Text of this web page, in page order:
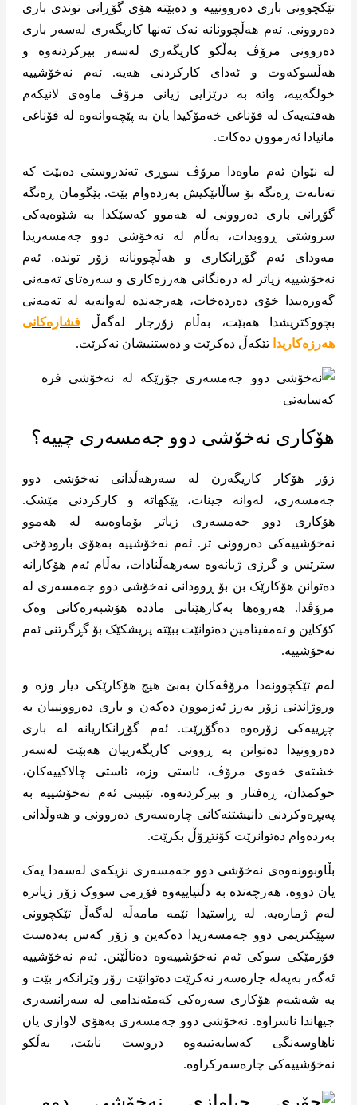
تێکچوونی باری دەروونییە و دەبێتە هۆی گۆڕانی توندی باری
دەروونی. ئەم هەڵچوونانە نەک تەنها کاریگەری لەسەر باری
دەروونی مرۆڤ بەڵکو کاریگەری لەسەر بیرکردنەوە و
هەڵسوکەوت و ئەدای کارکردنی هەیە. ئەم نەخۆشییە
خولگەییە، واتە بە درێژایی ژیانی مرۆڤ ماوەی لانیکەم
هەفتەیەک لە قۆناغی خەمۆکیدا یان بە پێچەوانەوە لە قۆناغی
مانیادا ئەزموون دەکات.
لە نێوان ئەم ماوەدا مرۆڤ سوڕی تەندروستی دەبێت کە
تەنانەت ڕەنگە بۆ ساڵانێکیش بەردەوام بێت. بێگومان ڕەنگە
گۆڕانی باری دەروونی لە هەموو کەسێکدا بە شێوەیەکی
سروشتی ڕووبدات، بەڵام لە نەخۆشی دوو جەمسەریدا
مەودای ئەم گۆڕانکاری و هەڵچوونانە زۆر توندە. ئەم
نەخۆشییە زیاتر لە درەنگانی هەرزەکاری و سەرەتای تەمەنی
گەورەییدا خۆی دەردەخات، هەرچەندە لەوانەیە لە تەمەنی
بچووکتریشدا هەبێت، بەڵام زۆرجار لەگەڵ فشارەکانی
هەرزەکاریدا تێکەڵ دەکرێت و دەستنیشان نەکرێت.
هۆکاری نەخۆشی دوو جەمسەری چییە؟
زۆر هۆکار کاریگەرن لە سەرهەڵدانی نەخۆشی دوو
جەمسەری، لەوانە جینات، پێکهاتە و کارکردنی مێشک.
هۆکاری دوو جەمسەری زیاتر بۆماوەییە لە هەموو
نەخۆشییەکی دەروونی تر. ئەم نەخۆشییە بەهۆی بارودۆخی
سترێس و گرژی ژیانەوە سەرهەڵنادات، بەڵام ئەم هۆکارانە
دەتوانن هۆکارێک بن بۆ ڕوودانی نەخۆشی دوو جەمسەری لە
مرۆڤدا. هەروەها بەکارهێنانی ماددە هۆشبەرەکانی وەک
کۆکاین و ئەمفیتامین دەتوانێت ببێتە پریشکێک بۆ گڕگرتنی ئەم
نەخۆشییە.
لەم تێکچوونەدا مرۆڤەکان بەبێ هیچ هۆکارێکی دیار وزە و
وروژاندنی زۆر بەرز ئەزموون دەکەن و باری دەروونییان بە
چڕییەکی زۆرەوە دەگۆڕێت. ئەم گۆڕانکاریانە لە باری
دەروونیدا دەتوانن بە ڕوونی کاریگەرییان هەبێت لەسەر
خشتەی خەوی مرۆڤ، ئاستی وزە، ئاستی چالاکییەکان،
حوکمدان، ڕەفتار و بیرکردنەوە. تێبینی ئەم نەخۆشییە بە
پەیڕەوکردنی دانیشتنەکانی چارەسەری دەروونی و هەوڵدانی
بەردەوام دەتوانرێت کۆنتڕۆڵ بکرێت.
بڵاوبوونەوەی نەخۆشی دوو جەمسەری نزیکەی لەسەدا یەک
یان دووە، هەرچەندە بە دڵنیاییەوە فۆڕمی سووک زۆر زیاترە
لەم ژمارەیە. لە ڕاستیدا ئێمە مامەڵە لەگەڵ تێکچوونی
سپێکتریمی دوو جەمسەریدا دەکەین و زۆر کەس بەدەست
فۆرمێکی سوکی ئەم نەخۆشییەوە دەناڵێنن. ئەم نەخۆشییە
ئەگەر بەپەلە چارەسەر نەکرێت دەتوانێت زۆر وێرانکەر بێت و
بە شەشەم هۆکاری سەرەکی کەمئەندامی لە سەرانسەری
جیهاندا ناسراوە. نەخۆشی دوو جەمسەری بەهۆی لاوازی یان
ناهاوسەنگی کەسایەتییەوە دروست نابێت، بەڵکو
نەخۆشییەکی چارەسەرکراوە.